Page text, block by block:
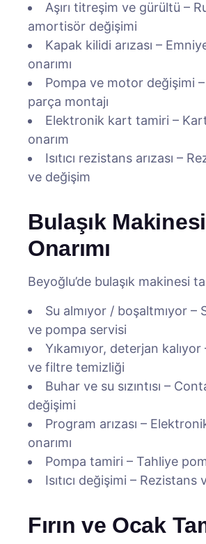
Aşırı titreşim ve gürültü –
amortisör değişimi
Kapak kilidi arızası –
onarımı
Pompa ve motor değişimi
parça montajı
Elektronik kart tamiri –
onarım
Isıtıcı rezistans arızası –
ve değişim
Bulaşık Makinesi
Onarımı
Beyoğlu’de bulaşık makinesi
Su almıyor / boşaltmıyor –
ve pompa servisi
Yıkamıyor, deterjan
ve filtre temizliği
Buhar ve su sızıntısı –
değişimi
Program arızası –
onarımı
Pompa tamiri – Tahliye
Isıtıcı değişimi –
Fırın ve Ocak